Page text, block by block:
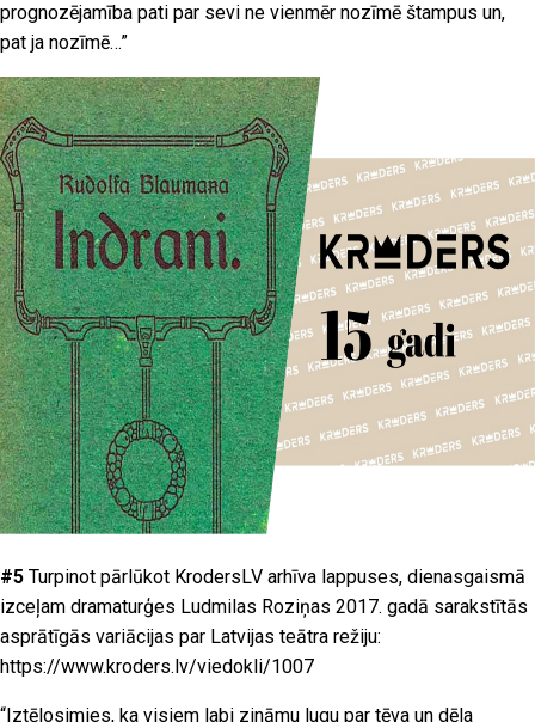
prognozējamība pati par sevi ne vienmēr nozīmē štampus un,
pat ja nozīmē…”
#5 Turpinot pārlūkot KrodersLV arhīva lappuses, dienasgaismā
izceļam dramaturģes Ludmilas Roziņas 2017. gadā sarakstītās
asprātīgās variācijas par Latvijas teātra režiju:
https://www.kroders.lv/viedokli/1007
“ Iztēlosimies, ka visiem labi zināmu lugu par tēva un dēla